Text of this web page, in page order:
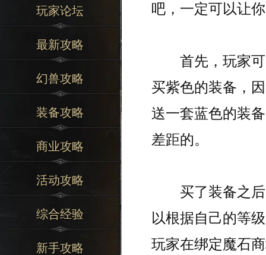
玩家论坛
最新攻略
幻兽攻略
装备攻略
商业攻略
活动攻略
综合经验
新手攻略
吧，一定可以让
首先，玩家可
买紫色的装备，
送一套蓝色的装
差距的。
买了装备之后
以根据自己的等
玩家在绑定魔石